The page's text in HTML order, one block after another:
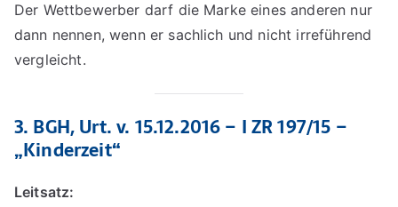
Der Wettbewerber darf die Marke eines anderen nur
dann nennen, wenn er sachlich und nicht irreführend
vergleicht.
3. BGH, Urt. v. 15.12.2016 – I ZR 197/15 –
„Kinderzeit“
Leitsatz: